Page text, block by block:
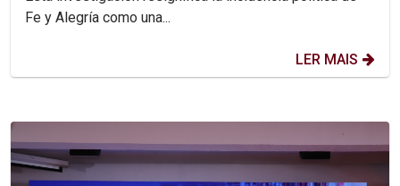
Fe y Alegría como una...
LER MAIS